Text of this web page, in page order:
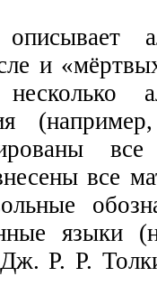
и
все
языки
Р. Р.